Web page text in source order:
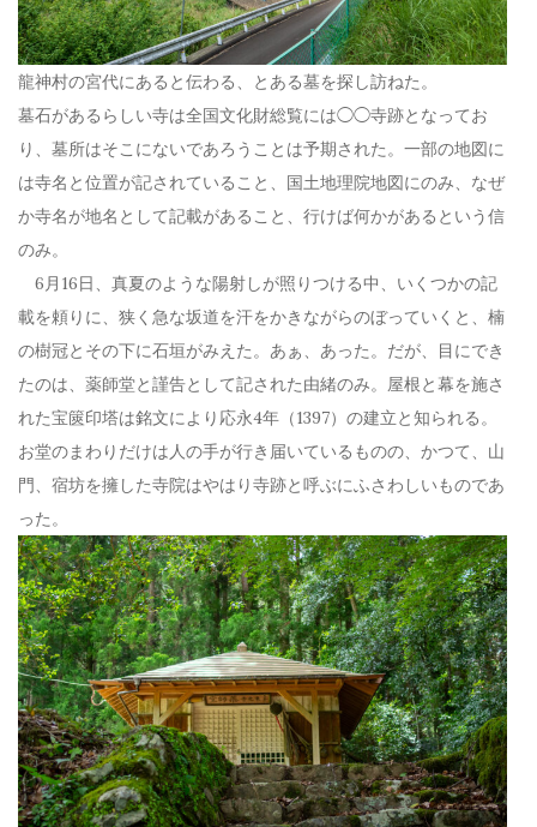
龍神村の宮代にあると伝わる、とある墓を探し訪ねた。
墓石があるらしい寺は全国文化財総覧には◯◯寺跡となってお
り、墓所はそこにないであろうことは予期された。一部の地図に
は寺名と位置が記されていること、国土地理院地図にのみ、なぜ
か寺名が地名として記載があること、行けば何かがあるという信
のみ。
6月16日、真夏のような陽射しが照りつける中、いくつかの記
載を頼りに、狭く急な坂道を汗をかきながらのぼっていくと、楠
の樹冠とその下に石垣がみえた。あぁ、あった。だが、目にでき
たのは、薬師堂と謹告として記された由緒のみ。屋根と幕を施さ
れた宝篋印塔は銘文により応永4年（1397）の建立と知られる。
お堂のまわりだけは人の手が行き届いているものの、かつて、山
門、宿坊を擁した寺院はやはり寺跡と呼ぶにふさわしいものであ
った。